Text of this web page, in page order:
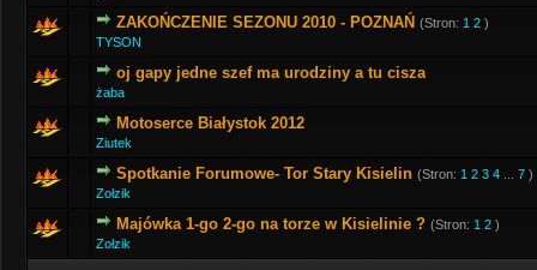
ZAKOŃCZENIE SEZONU 2010 - POZNAŃ (Stron: 1 2 )
TYSON
oj gapy jedne szef ma urodziny a tu cisza
żaba
Motoserce Białystok 2012
Ziutek
Spotkanie Forumowe- Tor Stary Kisielin (Stron: 1 2 3 4 7 )
Zołzik
Majówka 1-go 2-go na torze w Kisielinie ? (Stron: 1 2 )
Zołzik